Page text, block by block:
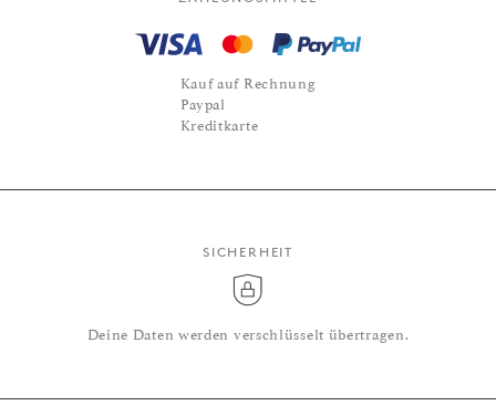
Kauf auf Rechnung
Paypal
Kreditkarte
SICHERHEIT
Deine Daten werden verschlüsselt übertragen.